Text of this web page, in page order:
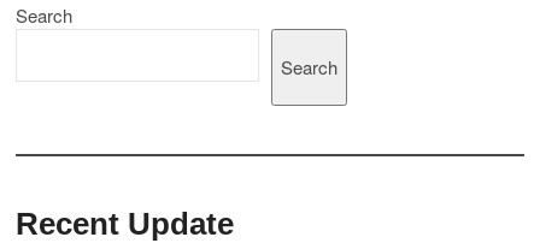
Search
Search
Recent Update